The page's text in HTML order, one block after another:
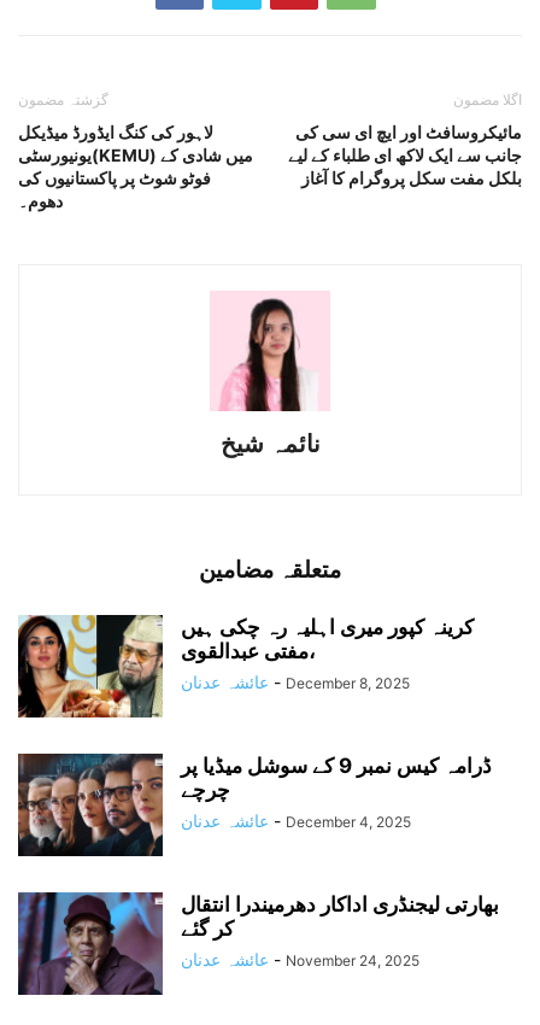
گزشتہ مضمون
لاہور کی کنگ ایڈورڈ میڈیکل
یونیورسٹی(KEMU) میں شادی کے
فوٹو شوٹ پر پاکستانیوں کی
دھوم۔
اگلا مضمون
مائیکروسافٹ اور ایچ ای سی کی
جانب سے ایک لاکھ ای طلباء کے لیے
بلکل مفت سکل پروگرام کا آغاز
نائمہ شیخ
متعلقہ مضامین
کرینہ کپور میری اہلیہ رہ چکی ہیں
،مفتی عبدالقوی
عائشہ عدنان - December 8, 2025
ڈرامہ کیس نمبر 9 کے سوشل میڈیا پر
چرچے
عائشہ عدنان - December 4, 2025
بھارتی لیجنڈری اداکار دھرمیندرا انتقال
کر گئے
عائشہ عدنان - November 24, 2025